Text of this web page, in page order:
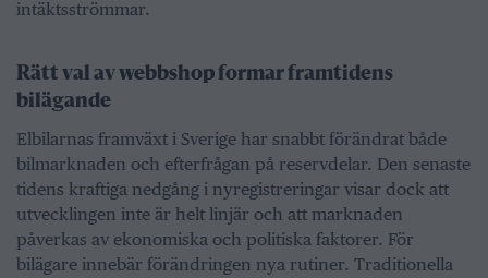
intäktsströmmar.
Rätt val av webbshop formar framtidens
bilägande
Elbilarnas framväxt i Sverige har snabbt förändrat både
bilmarknaden och efterfrågan på reservdelar. Den senaste
tidens kraftiga nedgång i nyregistreringar visar dock att
utvecklingen inte är helt linjär och att marknaden
påverkas av ekonomiska och politiska faktorer. För
bilägare innebär förändringen nya rutiner. Traditionella